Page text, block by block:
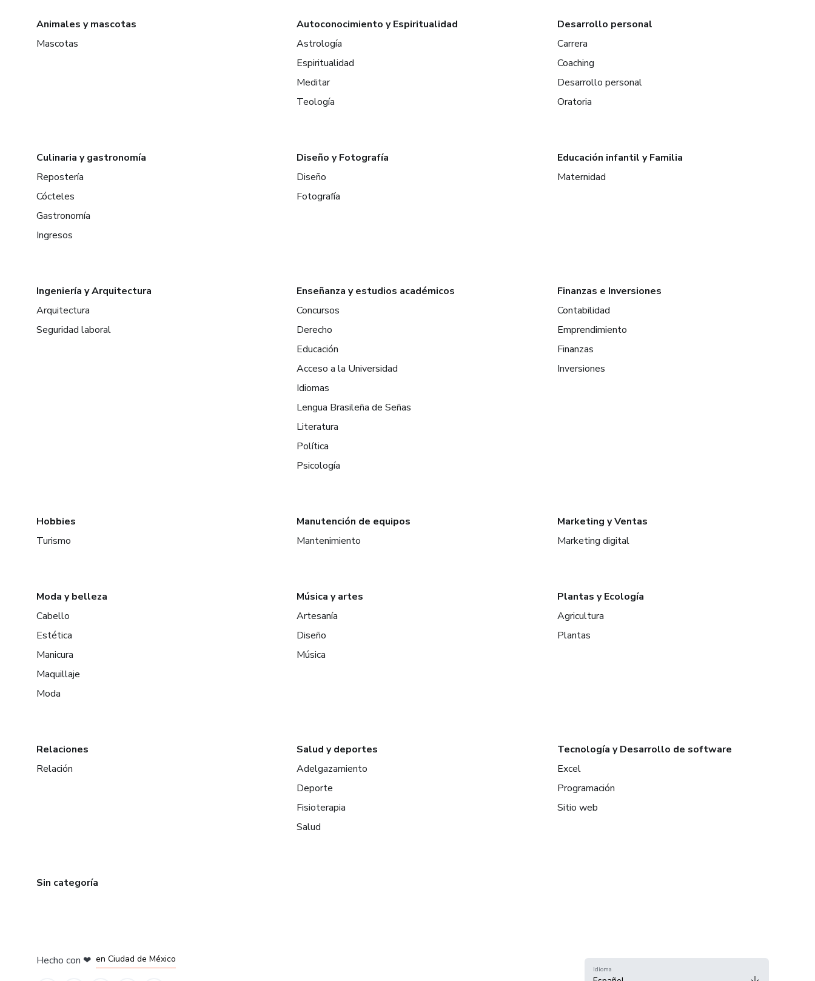
Animales y mascotas
Mascotas
Autoconocimiento y Espiritualidad
Astrología
Espiritualidad
Meditar
Teología
Desarrollo personal
Carrera
Coaching
Desarrollo personal
Oratoria
Culinaria y gastronomía
Repostería
Cócteles
Gastronomía
Ingresos
Diseño y Fotografía
Diseño
Fotografía
Educación infantil y Familia
Maternidad
Ingeniería y Arquitectura
Arquitectura
Seguridad laboral
Enseñanza y estudios académicos
Concursos
Derecho
Educación
Acceso a la Universidad
Idiomas
Lengua Brasileña de Señas
Literatura
Política
Psicología
Finanzas e Inversiones
Contabilidad
Emprendimiento
Finanzas
Inversiones
Hobbies
Turismo
Manutención de equipos
Mantenimiento
Marketing y Ventas
Marketing digital
Moda y belleza
Cabello
Estética
Manicura
Maquillaje
Moda
Música y artes
Artesanía
Diseño
Música
Plantas y Ecología
Agricultura
Plantas
Relaciones
Relación
Salud y deportes
Adelgazamiento
Deporte
Fisioterapia
Salud
Tecnología y Desarrollo de software
Excel
Programación
Sitio web
Sin categoría
Hecho con ❤ en Ciudad de México
Idioma